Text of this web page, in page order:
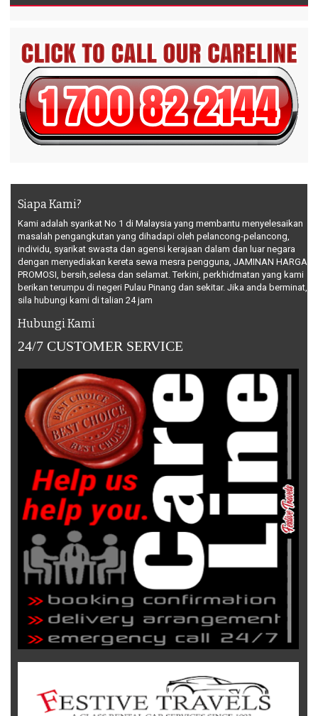
Siapa Kami?
Kami adalah syarikat No 1 di Malaysia yang membantu menyelesaikan
masalah pengangkutan yang dihadapi oleh pelancong-pelancong,
individu, syarikat swasta dan agensi kerajaan dalam dan luar negara
dengan menyediakan kereta sewa mesra pengguna, JAMINAN HARGA
PROMOSI, bersih,selesa dan selamat. Terkini, perkhidmatan yang kami
berikan terumpu di negeri Pulau Pinang dan sekitar. Jika anda berminat,
sila hubungi kami di talian 24 jam
Hubungi Kami
24/7 CUSTOMER SERVICE